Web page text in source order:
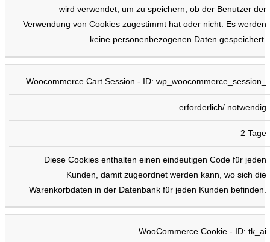
wird verwendet, um zu speichern, ob der Benutzer der
Verwendung von Cookies zugestimmt hat oder nicht. Es werden
keine personenbezogenen Daten gespeichert.
Woocommerce Cart Session - ID: wp_woocommerce_session_
erforderlich/ notwendig
2 Tage
Diese Cookies enthalten einen eindeutigen Code für jeden
Kunden, damit zugeordnet werden kann, wo sich die
Warenkorbdaten in der Datenbank für jeden Kunden befinden.
WooCommerce Cookie - ID: tk_ai